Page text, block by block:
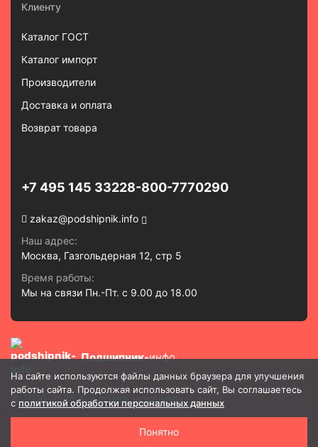
Клиенту
Каталог ГОСТ
Каталог импорт
Производители
Доставка и оплата
Возврат товара
+7 495 145 33228-800-7770290
zakaz@podshipnik.info
Наш адрес:
Москва, Газгольдерная 12, стр 5
Время работы:
Мы на связи Пн.-Пт. с 9.00 до 18.00
Подшипник-инфо
© 2020-2026 Все права защищены
Политика в отношении обработки и защиты персональных
На сайте используются файлы данных браузера для улучшения
работы сайта. Продолжая использовать сайт, Вы соглашаетесь
с политикой обработки персональных данных
Понятно